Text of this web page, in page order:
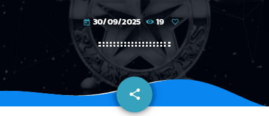
today 30/09/2025 19
share
email